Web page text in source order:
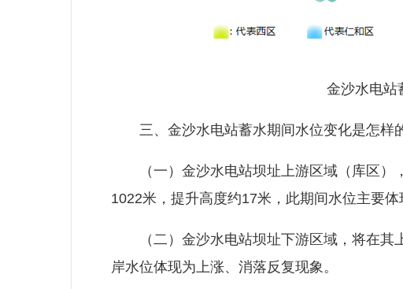
金沙水电站蓄
三、金沙水电站蓄水期间水位变化是怎样
（一）金沙水电站坝址上游区域（库区）
1022米，提升高度约17米，此期间水位主要
（二）金沙水电站坝址下游区域，将在其
岸水位体现为上涨、消落反复现象。